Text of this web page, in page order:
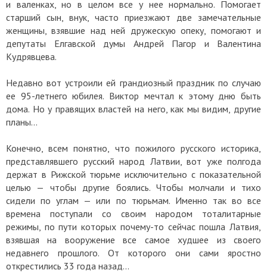
и валенках, но в целом все у нее нормально. Помогает
старший сын, внук, часто приезжают две замечательные
женщины, взявшие над ней дружескую опеку, помогают и
депутаты Елгавской думы Андрей Пагор и Валентина
Кудрявцева.
Недавно вот устроили ей грандиозный праздник по случаю
ее 95-летнего юбилея. Виктор мечтал к этому дню быть
дома. Но у правящих властей на него, как мы видим, другие
планы…
Конечно, всем понятно, что пожилого русского историка,
представлявшего русский народ Латвии, вот уже полгода
держат в Рижской тюрьме исключительно с показательной
целью — чтобы другие боялись. Чтобы молчали и тихо
сидели по углам — или по тюрьмам. Именно так во все
времена поступали со своим народом тоталитарные
режимы, по пути которых почему-то сейчас пошла Латвия,
взявшая на вооружение все самое худшее из своего
недавнего прошлого. От которого они сами яростно
открестились 33 года назад…